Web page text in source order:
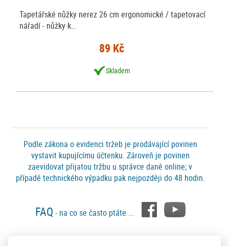
Tapetářské nůžky nerez 26 cm ergonomické / tapetovací
nářadí - nůžky k…
89 Kč
Skladem
Podle zákona o evidenci tržeb je prodávající povinen
vystavit kupujícímu účtenku. Zároveň je povinen
zaevidovat přijatou tržbu u správce daně online; v
případě technického výpadku pak nejpozději do 48 hodin.
FAQ - na co se často ptáte ...